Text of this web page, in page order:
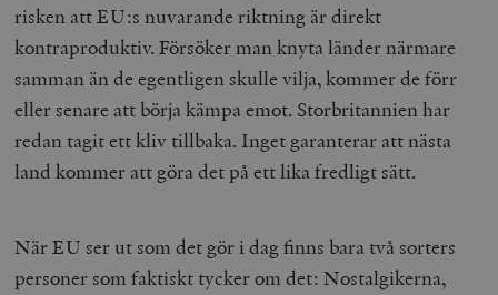
risken att EU:s nuvarande riktning är direkt
kontraproduktiv. Försöker man knyta länder närmare
samman än de egentligen skulle vilja, kommer de förr
eller senare att börja kämpa emot. Storbritannien har
redan tagit ett kliv tillbaka. Inget garanterar att nästa
land kommer att göra det på ett lika fredligt sätt.
När EU ser ut som det gör i dag finns bara två sorters
personer som faktiskt tycker om det: Nostalgikerna,